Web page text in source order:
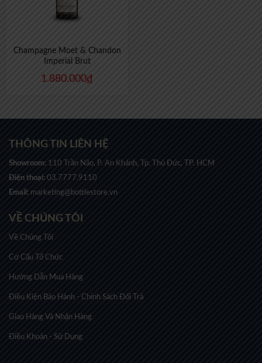
Champagne Moet & Chandon
Imperial Brut
1.880.000₫
THÔNG TIN LIÊN HỆ
Showroom: 110 Trần Não, P. An Khánh, Tp. Thủ Đức, TP. HCM
Điện thoại: 03.7777.9110
Email: marketing@bottlestore.vn
VỀ CHÚNG TÔI
Về Chúng Tôi
Cơ Cấu Tổ Chức
Hướng Dẫn Mua Hàng
Điều Kiện Bảo Hành - Chính Sách Đổi Trả
Giao Hàng Và Nhận Hàng
Điều Khoản - Sử Dụng